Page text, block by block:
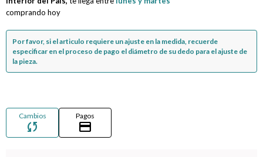
comprando hoy
Por favor, si el articulo requiere un ajuste en la medida, recuerde
especificar en el proceso de pago el diámetro de su dedo para el ajuste de
la pieza.
Cambios
sync
Pagos
credit_card